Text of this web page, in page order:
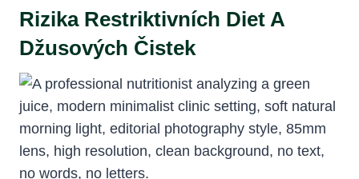
Rizika Restriktivních Diet A
Džusových Čistek